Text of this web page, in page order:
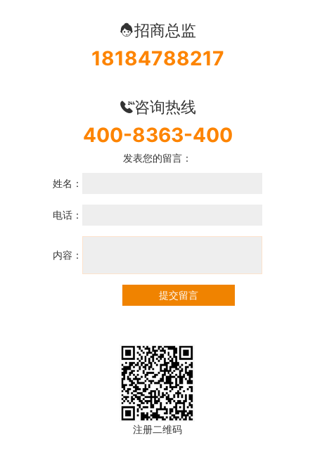
招商总监
18184788217
咨询热线
400-8363-400
发表您的留言：
姓名：
电话：
内容：
提交留言
注册二维码